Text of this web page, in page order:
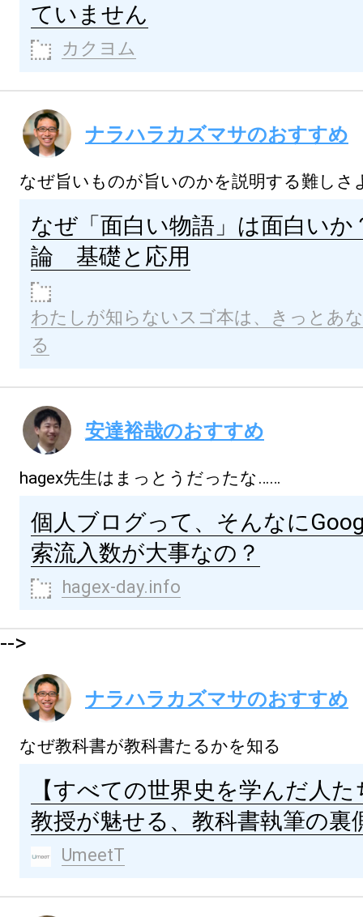
ていません
カクヨム
ナラハラカズマサのおすすめ
なぜ旨いものが旨いのかを説明する難しさ
なぜ「面白い物語」は面白いか
論 基礎と応用
わたしが知らないスゴ本は、きっとあ
る
安達裕哉のおすすめ
hagex先生はまっとうだったな……
個人ブログって、そんなに
索流入数が大事なの？
hagex-day.info
-->
ナラハラカズマサのおすすめ
なぜ教科書が教科書たるかを知る
【すべての世界史を学んだ人
教授が魅せる、教科書執筆の裏
UmeetT